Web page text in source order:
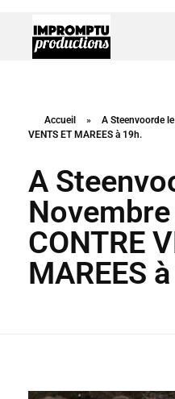
Accueil »
A Steenvoorde
VENTS ET MAREES à 19h.
A
CONTRE
MAREES